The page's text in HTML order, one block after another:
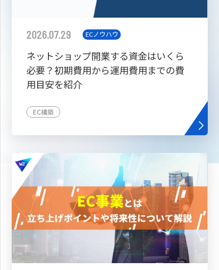
2026.07.29 ECノウハウ
ネットショップ開業する資金はいくら
必要？初期費用から運用費用までの費
用目安を紹介
EC構築